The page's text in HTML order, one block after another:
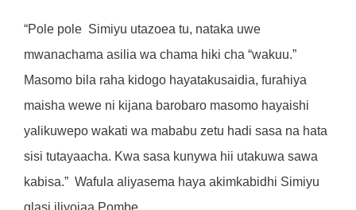
“Pole pole Simiyu utazoea tu, nataka uwe
mwanachama asilia wa chama hiki cha “wakuu.”
Masomo bila raha kidogo hayatakusaidia, furahiya
maisha wewe ni kijana barobaro masomo hayaishi
yalikuwepo wakati wa mababu zetu hadi sasa na hata
sisi tutayaacha. Kwa sasa kunywa hii utakuwa sawa
kabisa.” Wafula aliyasema haya akimkabidhi Simiyu